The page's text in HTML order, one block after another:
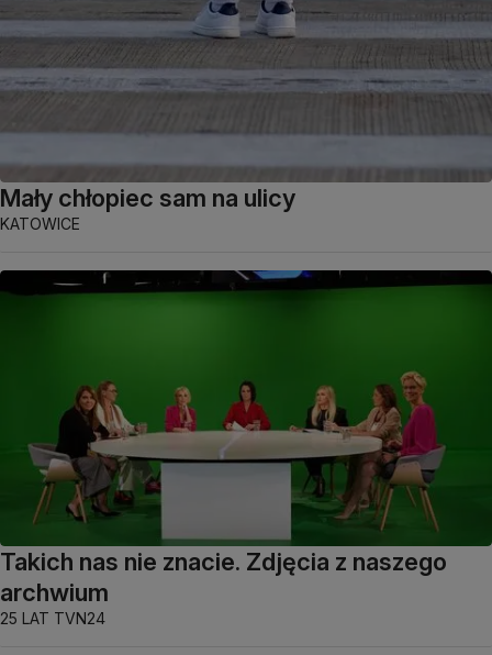
Mały chłopiec sam na ulicy
KATOWICE
Takich nas nie znacie. Zdjęcia z naszego
archwium
25 LAT TVN24